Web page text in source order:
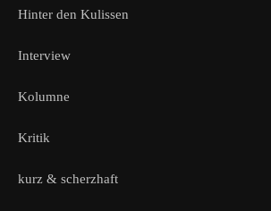
Hinter den Kulissen
Interview
Kolumne
Kritik
kurz & scherzhaft